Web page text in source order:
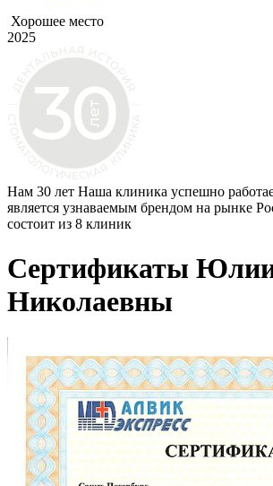
Хорошее место
2025
Нам 30 лет Наша клиника успешно
является узнаваемым брендом на рынке
состоит из 8 клиник
Сертификаты
Николаевны